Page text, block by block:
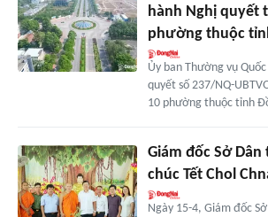
hành Nghị quyết
phường thuộc
Ủy ban Thường vụ
quyết số 237/NQ-
10 phường thuộc tỉnh
Giám đốc Sở Dân
chúc Tết Chol
Ngày 15-4, Giám đốc